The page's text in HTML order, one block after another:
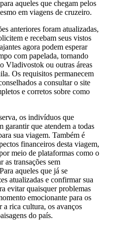
aqueles que chegam pelos
em viagens de cruzeiro.
anteriores foram atualizadas,
e recebam seus vistos
agora podem esperar
com papelada, tornando
Vladivostok ou outras áreas
Os requisitos permanecem
a consultar o site
e corretos sobre como
os indivíduos que
garantir que atendem a todas
sua viagem. Também é
financeiros desta viagem,
meio de plataformas como o
as transações sem
aqueles que já se
atualizadas e confirmar sua
evitar quaisquer problemas
emocionante para os
a rica cultura, os avanços
do país.